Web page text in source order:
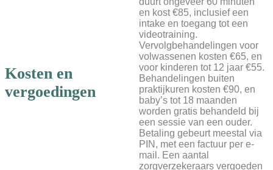
Kosten en
vergoedingen
en kost €85, inclusief een
intake en toegang tot een
videotraining.
Vervolgbehandelingen voor
volwassenen kosten €65, en
voor kinderen tot 12 jaar €55.
Behandelingen buiten
praktijkuren kosten €90, en
baby’s tot 18 maanden
worden gratis behandeld bij
een sessie van een ouder.
Betaling gebeurt meestal via
PIN, met een factuur per e-
mail. Een aantal
zorgverzekeraars vergoeden